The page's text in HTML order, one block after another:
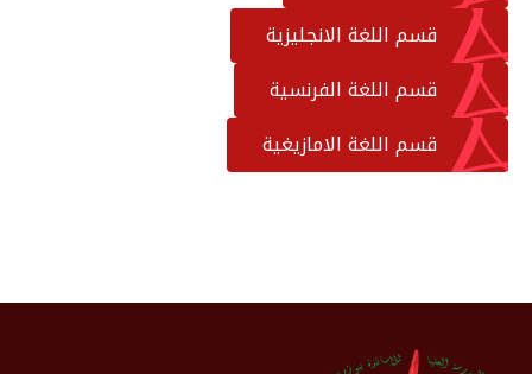
قسم اللغة الانجليزية
قسم اللغة الفرنسية
قسم اللغة الامازيغية